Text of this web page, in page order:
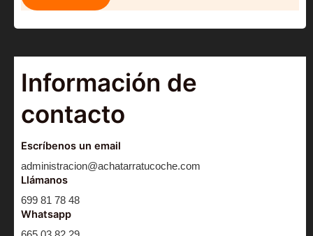
Información de
contacto
Escríbenos un email
administracion@achatarratucoche.com
Llámanos
699 81 78 48
Whatsapp